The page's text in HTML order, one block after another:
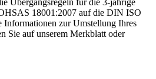
18001:2007 auf die DIN ISO
Informationen zur Umstellung Ihres
Sie auf unserem Merkblatt oder